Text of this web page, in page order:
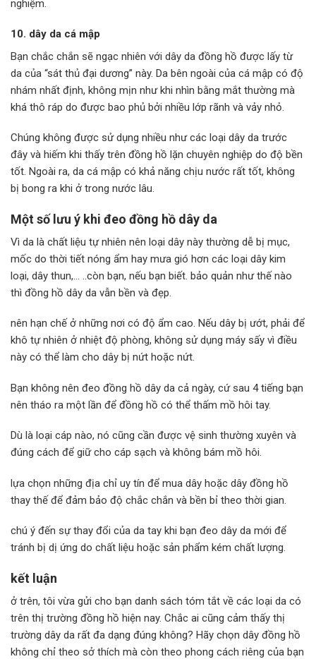
nghiệm.
10. dây da cá mập
Bạn chắc chắn sẽ ngạc nhiên với dây da đồng hồ được lấy từ
da của “sát thủ đại dương” này. Da bên ngoài của cá mập có độ
nhám nhất định, không mịn như khi nhìn bằng mắt thường mà
khá thô ráp do được bao phủ bởi nhiều lớp rãnh và vảy nhỏ.
Chúng không được sử dụng nhiều như các loại dây da trước
đây và hiếm khi thấy trên đồng hồ lặn chuyên nghiệp do độ bền
tốt. Ngoài ra, da cá mập có khả năng chịu nước rất tốt, không
bị bong ra khi ở trong nước lâu.
Một số lưu ý khi đeo đồng hồ dây da
Vì da là chất liệu tự nhiên nên loại dây này thường dễ bị mục,
mốc do thời tiết nóng ẩm hay mưa gió hơn các loại dây kim
loại, dây thun,… ..còn bạn, nếu bạn biết. bảo quản như thế nào
thì đồng hồ dây da vẫn bền và đẹp.
nên hạn chế ở những nơi có độ ẩm cao. Nếu dây bị ướt, phải để
khô tự nhiên ở nhiệt độ phòng, không sử dụng máy sấy vì điều
này có thể làm cho dây bị nứt hoặc nứt.
Bạn không nên đeo đồng hồ dây da cả ngày, cứ sau 4 tiếng bạn
nên tháo ra một lần để đồng hồ có thể thấm mồ hôi tay.
Dù là loại cáp nào, nó cũng cần được vệ sinh thường xuyên và
đúng cách để giữ cho cáp sạch và không bám mồ hôi.
lựa chọn những địa chỉ uy tín để mua dây hoặc dây đồng hồ
thay thế để đảm bảo độ chắc chắn và bền bỉ theo thời gian.
chú ý đến sự thay đổi của da tay khi bạn đeo dây da mới để
tránh bị dị ứng do chất liệu hoặc sản phẩm kém chất lượng.
kết luận
ở trên, tôi vừa gửi cho bạn danh sách tóm tắt về các loại da có
trên thị trường đồng hồ hiện nay. Chắc ai cũng cảm thấy thị
trường dây da rất đa dạng đúng không? Hãy chọn dây đồng hồ
không chỉ theo sở thích mà còn theo phong cách riêng của bạn